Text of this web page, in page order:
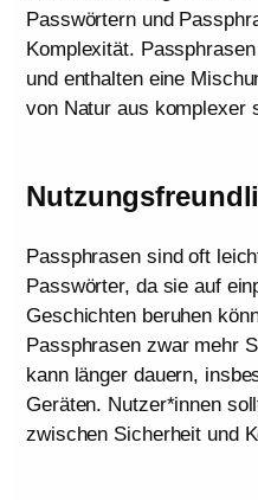
Passwörtern und
Komplexität.
und enthalten eine
von Natur aus komplexer
Passphrasen sind oft
Passwörter, da sie auf
Geschichten beruhen
Passphrasen zwar mehr
kann länger dauern,
Geräten. Nutzer*innen
zwischen Sicherheit und